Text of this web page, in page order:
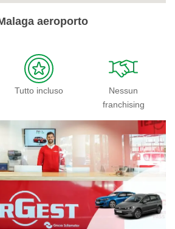
aeroporto
Tutto incluso
Nessun
franchising